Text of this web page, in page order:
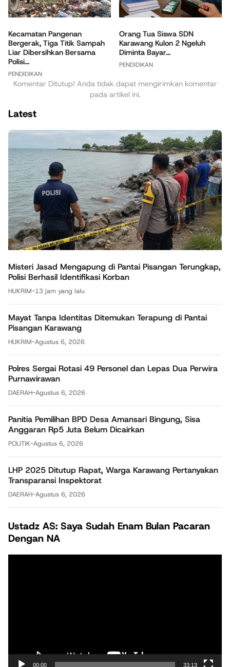
Kecamatan Pangenan
Bergerak, Tiga Titik Sampah
Liar Dibersihkan Bersama
Polisi...
PENDIDIKAN
Orang Tua Siswa SDN
Karawang Kulon 2 Ngeluh
Diminta Bayar...
PENDIDIKAN
Komentar Ditutup! Anda tidak dapat mengirimkan komentar
pada artikel ini.
Latest
Misteri Jasad Mengapung di Pantai Pisangan Terungkap,
Polisi Berhasil Identifikasi Korban
HUKRIM-13 jam yang lalu
Mayat Tanpa Identitas Ditemukan Terapung di Pantai
Pisangan Karawang
HUKRIM-Agustus 6, 2026
Polres Sergai Rotasi 49 Personel dan Lepas Dua Perwira
Purnawirawan
DAERAH-Agustus 6, 2026
Panitia Pemilihan BPD Desa Amansari Bingung, Sisa
Anggaran Rp5 Juta Belum Dicairkan
POLITIK-Agustus 6, 2026
LHP 2025 Ditutup Rapat, Warga Karawang Pertanyakan
Transparansi Inspektorat
DAERAH-Agustus 6, 2026
Ustadz AS: Saya Sudah Enam Bulan Pacaran
Dengan NA
00:00 33:13